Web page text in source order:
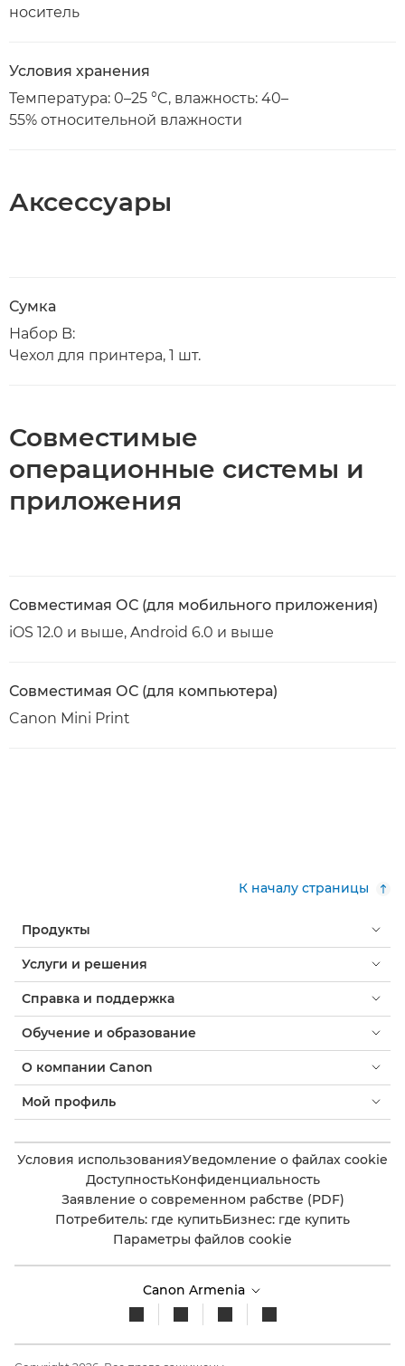
носитель
Условия хранения
Температура: 0–25 °C, влажность: 40–
55% относительной влажности
Аксессуары
Сумка
Набор B:
Чехол для принтера, 1 шт.
Совместимые
операционные системы и
приложения
Совместимая ОС (для мобильного приложения)
iOS 12.0 и выше, Android 6.0 и выше
Совместимая ОС (для компьютера)
Canon Mini Print
К началу страницы
Продукты
Услуги и решения
Справка и поддержка
Обучение и образование
О компании Canon
Мой профиль
Условия использованияУведомление о файлах cookie
ДоступностьКонфиденциальность
Заявление о современном рабстве (PDF)
Потребитель: где купитьБизнес: где купить
Параметры файлов cookie
Canon Armenia